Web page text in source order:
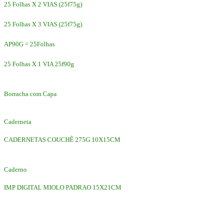
25 Folhas X 2 VIAS (25f75g)
25 Folhas X 3 VIAS (25f75g)
AP90G = 25Folhas
25 Folhas X 1 VIA 25f90g
Borracha com Capa
Caderneta
CADERNETAS COUCHÊ 275G 10X15CM
Caderno
IMP DIGITAL MIOLO PADRAO 15X21CM